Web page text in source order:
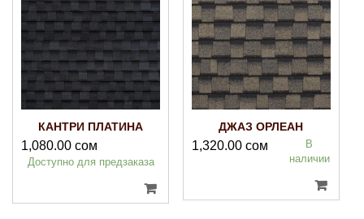
КАНТРИ ПЛАТИНА
1,080.00 сом
Доступно для предзаказа
ДЖАЗ ОРЛЕАН
1,320.00 сом
В
наличии